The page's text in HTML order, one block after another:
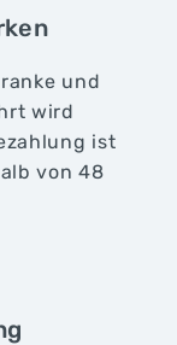
und
wird
ist
von 48